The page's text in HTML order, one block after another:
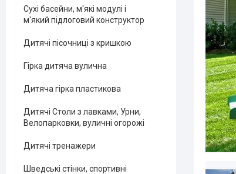
Сухі басейни, м'які модулі і
м'який підлоговий конструктор
Дитячі пісочниці з кришкою
Гірка дитяча вулична
Дитяча гірка пластикова
Дитячі Столи з лавками, Урни,
Велопарковки, вуличні огорожі
Дитячі тренажери
Шведські стінки, спортивні